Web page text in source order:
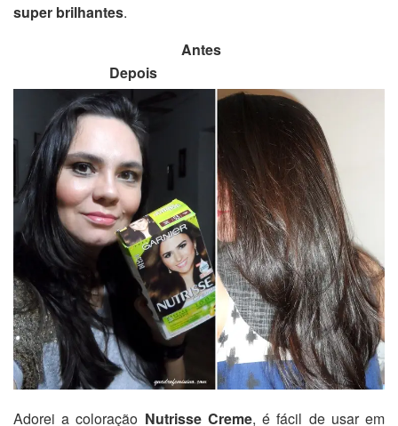
super brilhantes.
Antes
Depois
Adorei a coloração Nutrisse Creme, é fácil de usar em